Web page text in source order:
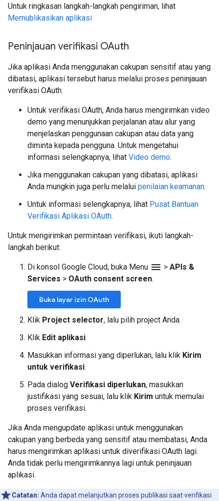
Untuk ringkasan langkah-langkah pengiriman, lihat
Memublikasikan aplikasi
Peninjauan verifikasi OAuth
Jika aplikasi Anda menggunakan cakupan sensitif atau yang
dibatasi, aplikasi tersebut harus melalui proses peninjauan
verifikasi OAuth.
Untuk verifikasi OAuth, Anda harus mengirimkan video
demo yang menunjukkan perjalanan atau alur yang
menjelaskan penggunaan cakupan atau data yang
diminta kepada pengguna. Untuk mengetahui
informasi selengkapnya, lihat Video demo.
Jika menggunakan cakupan yang dibatasi, aplikasi
Anda mungkin juga perlu melalui penilaian keamanan.
Untuk informasi selengkapnya, lihat Pusat Bantuan
Verifikasi Aplikasi OAuth.
Untuk mengirimkan permintaan verifikasi, ikuti langkah-
langkah berikut:
Di konsol Google Cloud, buka Menu menu > APIs &
Services > OAuth consent screen.
Buka layar izin OAuth
Klik Project selector, lalu pilih project Anda.
Klik Edit aplikasi
Masukkan informasi yang diperlukan, lalu klik Kirim
untuk verifikasi.
Pada dialog Verifikasi diperlukan, masukkan
justifikasi yang sesuai, lalu klik Kirim untuk memulai
proses verifikasi.
Jika Anda mengupdate aplikasi untuk menggunakan
cakupan yang berbeda yang sensitif atau membatasi, Anda
harus mengirimkan aplikasi untuk diverifikasi OAuth lagi.
Anda tidak perlu mengirimkannya lagi untuk peninjauan
aplikasi.
Catatan: Anda dapat melanjutkan proses publikasi saat verifikasi